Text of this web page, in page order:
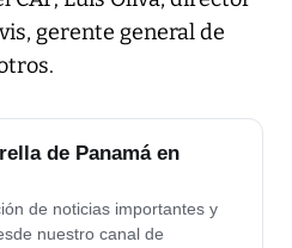
gerente general de
de Panamá en
de noticias importantes y
nuestro canal de